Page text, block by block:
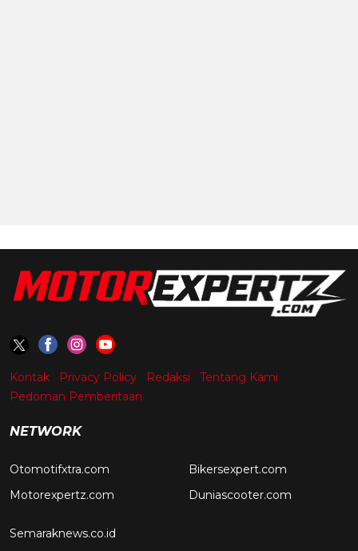
Kontak Privacy Policy Redaksi
Tentang Kami
Pedoman Pemberitaan
NETWORK
Otomotifxtra.com
Motorexpertz.com
Bikersexpert.com
Duniascooter.com
Semaraknews.co.id